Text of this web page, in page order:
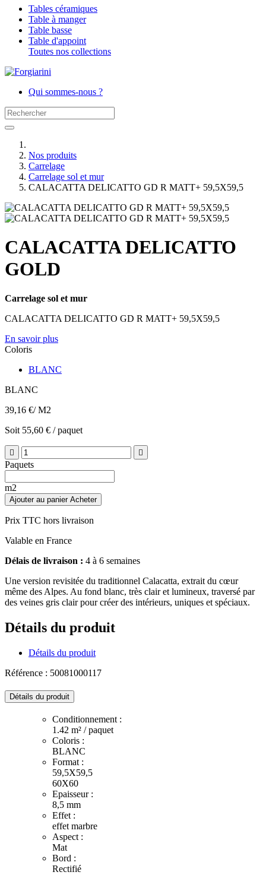
Tables céramiques
Table à manger
Table basse
Table d'appoint
Toutes nos collections
Qui sommes-nous ?
Nos produits
Carrelage
Carrelage sol et mur
CALACATTA DELICATTO GD R MATT+ 59,5X59,5
CALACATTA DELICATTO
GOLD
Carrelage sol et mur
CALACATTA DELICATTO GD R MATT+ 59,5X59,5
En savoir plus
Coloris
BLANC
BLANC
39,16 €/ M2
Soit 55,60 € / paquet
 
Paquets
m2
Ajouter au panier Acheter
Prix TTC hors livraison
Valable en France
Délais de livraison : 4 à 6 semaines
Une version revisitée du traditionnel Calacatta, extrait du cœur
même des Alpes. Au fond blanc, très clair et lumineux, traversé par
des veines gris clair pour créer des intérieurs, uniques et spéciaux.
Détails du produit
Détails du produit
Référence : 50081000117
Détails du produit
Conditionnement :
1.42 m² / paquet
Coloris :
BLANC
Format :
59,5X59,5
60X60
Epaisseur :
8,5 mm
Effet :
effet marbre
Aspect :
Mat
Bord :
Rectifié